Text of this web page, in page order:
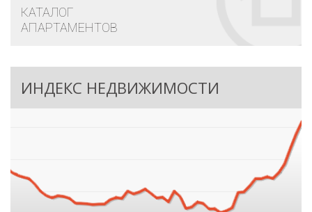
КАТАЛОГ
АПАРТАМЕНТОВ
ИНДЕКС НЕДВИЖИМОСТИ